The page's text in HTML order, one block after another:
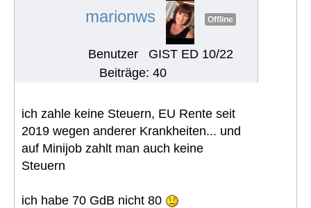
marionws Offline
Benutzer
GIST ED 10/22
Beiträge: 40
ich zahle keine Steuern, EU Rente seit
2019 wegen anderer Krankheiten... und
auf Minijob zahlt man auch keine
Steuern
ich habe 70 GdB nicht 80